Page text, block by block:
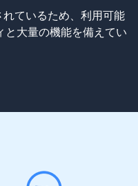
ているため、利用可能
大量の機能を備えてい